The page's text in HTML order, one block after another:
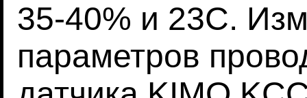
35-40% и 23C.
параметров